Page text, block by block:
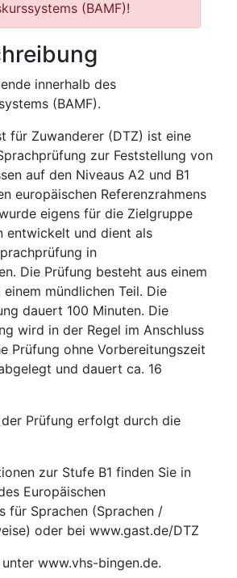
(BAMF)!
innerhalb des
(BAMF).
für Zuwanderer (DTZ) ist eine
zur Feststellung von
auf den Niveaus A2 und B1
europäischen Referenzrahmens
eigens für die Zielgruppe
entwickelt und dient als
in
Die Prüfung besteht aus einem
mündlichen Teil. Die
dauert 100 Minuten. Die
wird in der Regel im Anschluss
Prüfung ohne Vorbereitungszeit
und dauert ca. 16
Prüfung erfolgt durch die
zur Stufe B1 finden Sie in
Europäischen
für Sprachen (Sprachen /
oder bei www.gast.de/DTZ
www.vhs-bingen.de.